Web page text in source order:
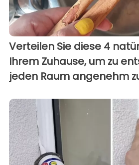
Verteilen Sie diese 4
Ihrem Zuhause, um zu
jeden Raum angenehm